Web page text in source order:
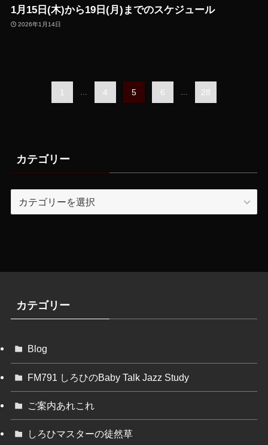
1月15日(木)から19日(月)までのスケジュール
2026年1月14日
1 ... 4 5 6 ... 28
カテゴリー
カテゴリー
Blog
FM791 しろひのBaby Talk Jazz Study
ご案内あれこれ
しろひマスターの徒然草